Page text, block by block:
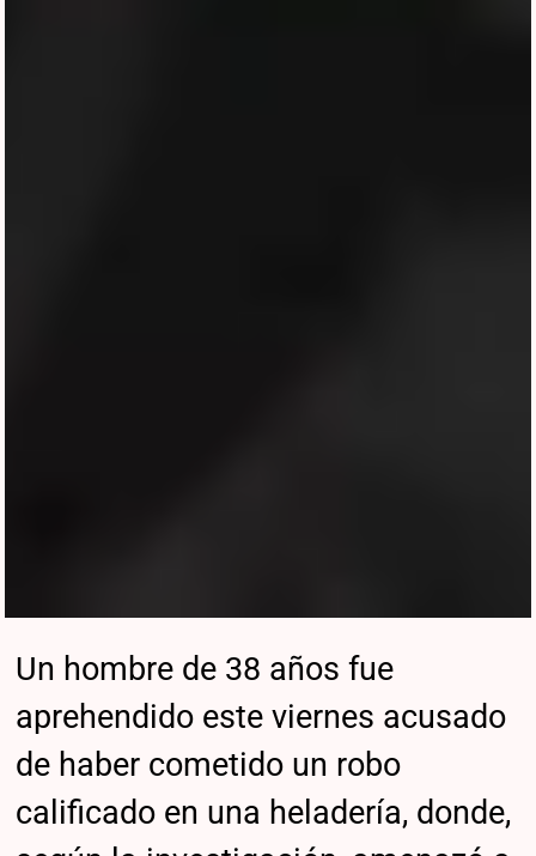
Un hombre de 38 años fue
aprehendido este viernes acusado
de haber cometido un robo
calificado en una heladería, donde,